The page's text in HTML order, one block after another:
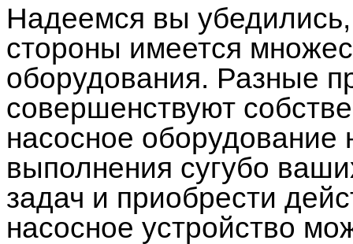
Надеемся вы убедились,
стороны имеется
оборудования. Разные
совершенствуют
насосное
выполнения сугубо
задач и приобрести
насосное устройство